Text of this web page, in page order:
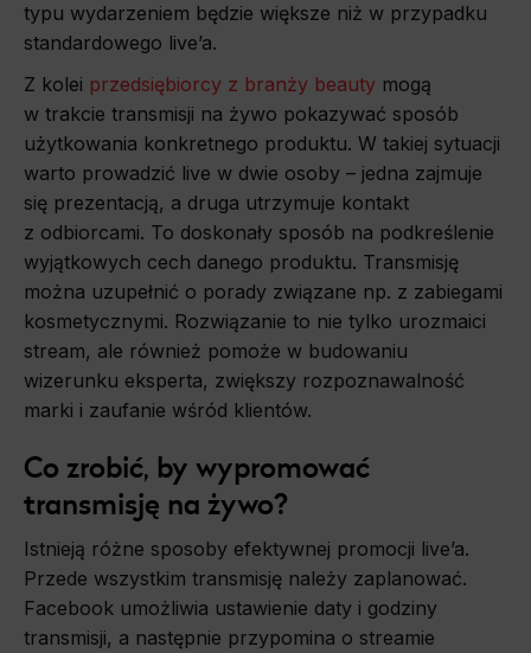
typu wydarzeniem będzie większe niż w przypadku
standardowego live’a.
Z kolei przedsiębiorcy z branży beauty mogą
w trakcie transmisji na żywo pokazywać sposób
użytkowania konkretnego produktu. W takiej sytuacji
warto prowadzić live w dwie osoby – jedna zajmuje
się prezentacją, a druga utrzymuje kontakt
z odbiorcami. To doskonały sposób na podkreślenie
wyjątkowych cech danego produktu. Transmisję
można uzupełnić o porady związane np. z zabiegami
kosmetycznymi. Rozwiązanie to nie tylko urozmaici
stream, ale również pomoże w budowaniu
wizerunku eksperta, zwiększy rozpoznawalność
marki i zaufanie wśród klientów.
Co zrobić, by wypromować
transmisję na żywo?
Istnieją różne sposoby efektywnej promocji live’a.
Przede wszystkim transmisję należy zaplanować.
Facebook umożliwia ustawienie daty i godziny
transmisji, a następnie przypomina o streamie